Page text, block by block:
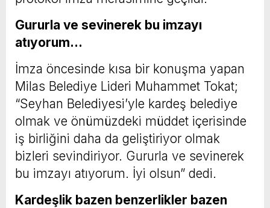
Gururla ve sevinerek bu imzayı
atıyorum…
İmza öncesinde kısa bir konuşma yapan
Milas Belediye Lideri Muhammet Tokat;
“Seyhan Belediyesi’yle kardeş belediye
olmak ve önümüzdeki müddet içerisinde
iş birliğini daha da geliştiriyor olmak
bizleri sevindiriyor. Gururla ve sevinerek
bu imzayı atıyorum. İyi olsun” dedi.
Kardeşlik bazen benzerlikler bazen